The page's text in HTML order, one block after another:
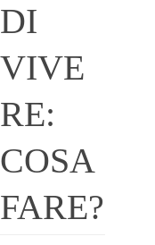
DI
VIVE
RE:
COSA
FARE?